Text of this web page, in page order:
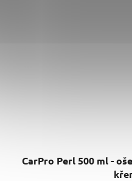
CarPro Perl 500 ml -